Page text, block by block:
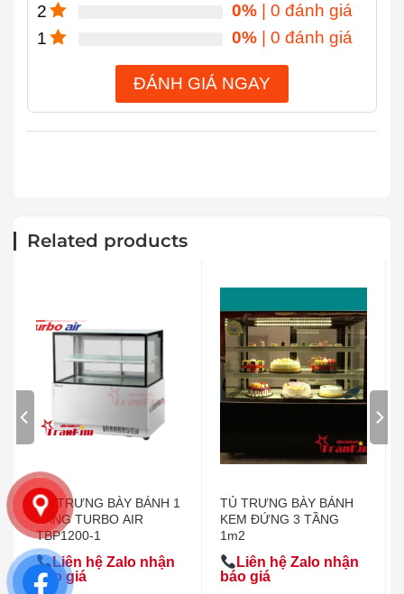
2
0% | 0 đánh giá
1
0% | 0 đánh giá
ĐÁNH GIÁ NGAY
Related products
TỦ TRƯNG BÀY BÁNH 1
TẦNG TURBO AIR
TBP1200-1
Liên hệ Zalo nhận
báo giá
TỦ TRƯNG BÀY BÁNH
KEM ĐỨNG 3 TẦNG
1m2
Liên hệ Zalo nhận
báo giá